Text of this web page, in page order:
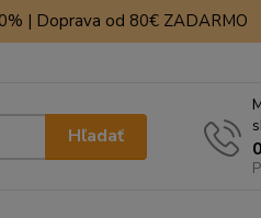
| Doprava od 80€ ZADARMO
Hľadať